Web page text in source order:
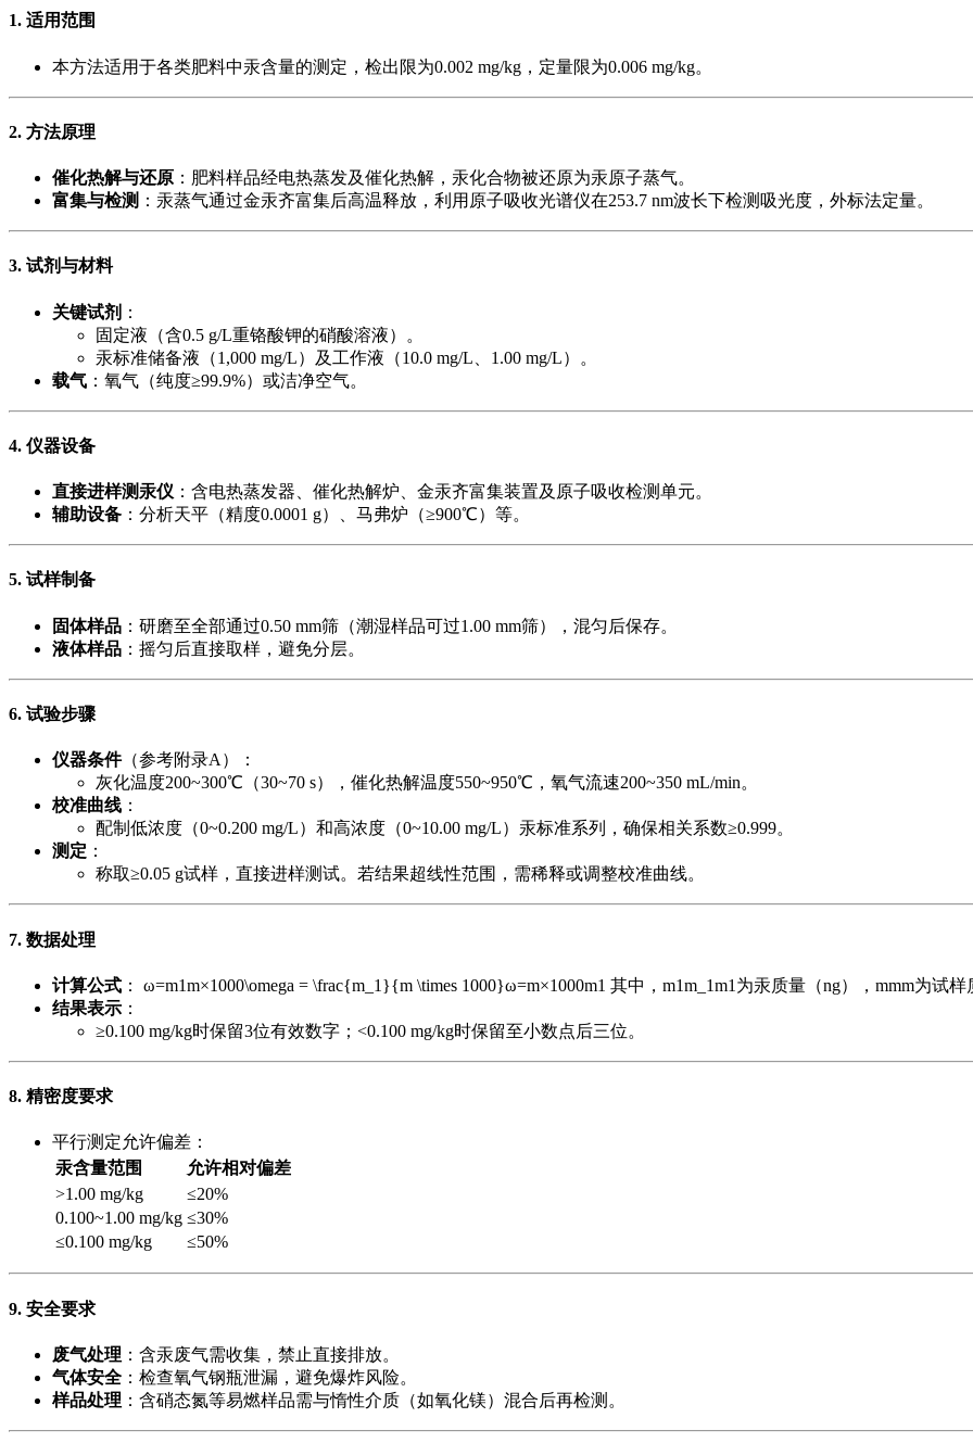
1. 适用范围
本方法适用于各类肥料中汞含量的测定，检出限为0.002 mg/kg，定量限为0.006 mg/kg。
2. 方法原理
催化热解与还原 ​：肥料样品经电热蒸发及催化热解，汞化合物被还原为汞原子蒸气。
富集与检测 ​：汞蒸气通过金汞齐富集后高温释放，利用原子吸收光谱仪在253.7 nm波长下检测吸光度，外标法定量。
3. 试剂与材料
关键试剂 ​：
固定液（含0.5 g/L重铬酸钾的硝酸溶液）。
汞标准储备液（1,000 mg/L）及工作液（10.0 mg/L、1.00 mg/L）。
载气 ​：氧气（纯度≥99.9%）或洁净空气。
4. 仪器设备
直接进样测汞仪 ​：含电热蒸发器、催化热解炉、金汞齐富集装置及原子吸收检测单元。
辅助设备 ​：分析天平（精度0.0001 g）、马弗炉（≥900℃）等。
5. 试样制备
固体样品 ​：研磨至全部通过0.50 mm筛（潮湿样品可过1.00 mm筛），混匀后保存。
液体样品 ​：摇匀后直接取样，避免分层。
6. 试验步骤
仪器条件​（参考附录A）：
灰化温度200~300℃（30~70 s），催化热解温度550~950℃，氧气流速200~350 mL/min。
校准曲线 ​：
配制低浓度（0~0.200 mg/L）和高浓度（0~10.00 mg/L）汞标准系列，确保相关系数≥0.999。
测定 ​：
称取≥0.05 g试样，直接进样测试。若结果超线性范围，需稀释或调整校准曲线。
7. 数据处理
计算公式 ： ω=m1m×1000\omega = \frac{m_1}{m \times 1000}ω=m×1000m1​​ 其中，m1m_1m1​为汞质量（ng），mmm为试样
结果表示 ​：
≥0.100 mg/kg时保留3位有效数字；<0.100 mg/kg时保留至小数点后三位。
8. 精密度要求
平行测定允许偏差：
汞含量范围
允许相对偏差
>1.00 mg/kg
≤20%
0.100~1.00 mg/kg ≤30%
≤0.100 mg/kg
≤50%
9. 安全要求
废气处理 ​：含汞废气需收集，禁止直接排放。
气体安全 ​：检查氧气钢瓶泄漏，避免爆炸风险。
样品处理 ​：含硝态氮等易燃样品需与惰性介质（如氧化镁）混合后再检测。